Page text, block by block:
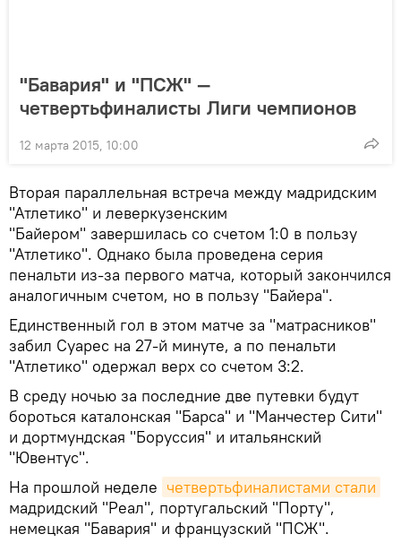
"Бавария" и "ПСЖ" —
четвертьфиналисты Лиги чемпионов
12 марта 2015, 10:00
Вторая параллельная встреча между мадридским
"Атлетико" и леверкузенским
"Байером" завершилась со счетом 1:0 в пользу
"Атлетико". Однако была проведена серия
пенальти из-за первого матча, который закончился
аналогичным счетом, но в пользу "Байера".
Единственный гол в этом матче за "матрасников"
забил Суарес на 27-й минуте, а по пенальти
"Атлетико" одержал верх со счетом 3:2.
В среду ночью за последние две путевки будут
бороться каталонская "Барса" и "Манчестер Сити"
и дортмундская "Боруссия" и итальянский
"Ювентус".
На прошлой неделе четвертьфиналистами стали
мадридский "Реал", португальский "Порту",
немецкая "Бавария" и французский "ПСЖ".